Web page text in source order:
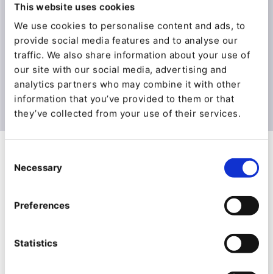
This website uses cookies
We use cookies to personalise content and ads, to
provide social media features and to analyse our
traffic. We also share information about your use of
our site with our social media, advertising and
analytics partners who may combine it with other
information that you’ve provided to them or that
they’ve collected from your use of their services.
Selection
Necessary
Preferences
Statistics
verschiedenen Ländern oder Regionen nutzen.
Mit Ibexa Personalization können Sie zudem
Inhalte oder verwandte Produkte empfehlen und
so Konversionsraten und Verkäufe steigern.